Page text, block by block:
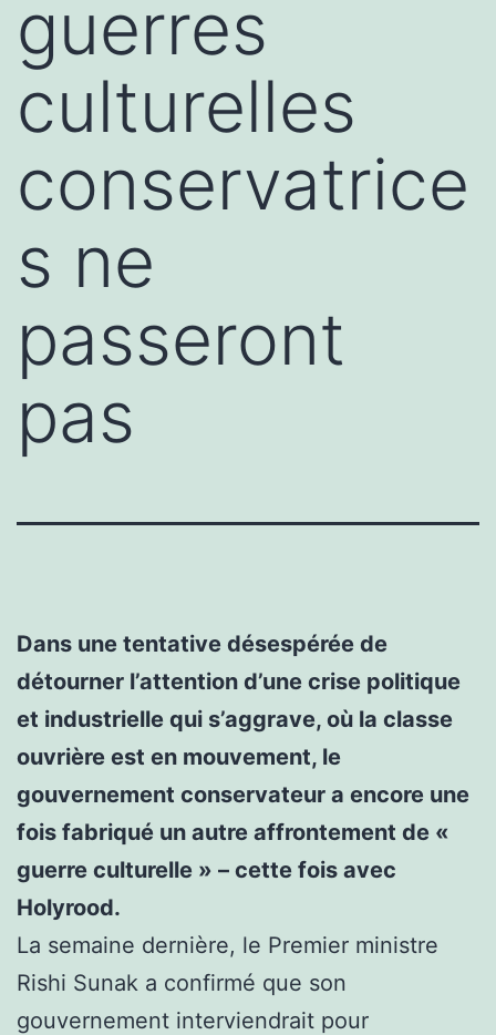
guerres
culturelles
conservatrice
s ne
passeront
pas
Dans une tentative désespérée de
détourner l’attention d’une crise politique
et industrielle qui s’aggrave, où la classe
ouvrière est en mouvement, le
gouvernement conservateur a encore une
fois fabriqué un autre affrontement de «
guerre culturelle » – cette fois avec
Holyrood.
La semaine dernière, le Premier ministre
Rishi Sunak a confirmé que son
gouvernement interviendrait pour